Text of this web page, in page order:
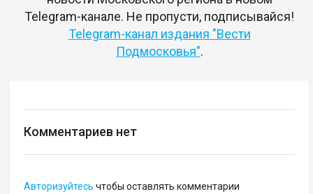
Telegram-канале. Не пропусти, подписывайся!
Telegram-канал издания "Вести
Подмосковья".
Комментариев нет
Авторизуйтесь чтобы оставлять комментарии